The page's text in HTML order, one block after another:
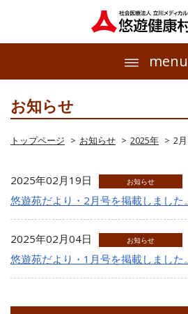
menu
お知らせ
トップページ お知らせ 2025年 2月
2025年02月19日 お知らせ
悠遊苑だより・2月号を掲載しました。
2025年02月04日 お知らせ
悠遊苑だより・1月号を掲載しました。